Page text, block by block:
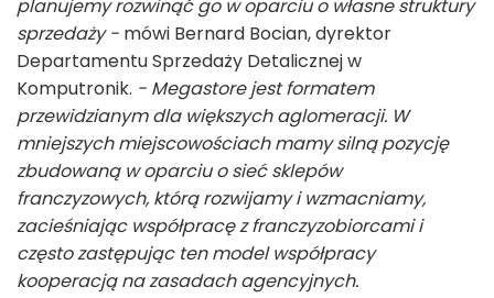
planujemy rozwinąć go w oparciu o własne struktury
sprzedaży - mówi Bernard Bocian, dyrektor
Departamentu Sprzedaży Detalicznej w
Komputronik. - Megastore jest formatem
przewidzianym dla większych aglomeracji. W
mniejszych miejscowościach mamy silną pozycję
zbudowaną w oparciu o sieć sklepów
franczyzowych, którą rozwijamy i wzmacniamy,
zacieśniając współpracę z franczyzobiorcami i
często zastępując ten model współpracy
kooperacją na zasadach agencyjnych.